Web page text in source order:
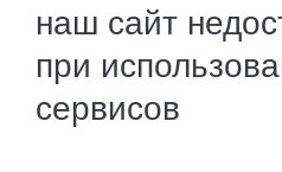
наш сайт
при
сервисов